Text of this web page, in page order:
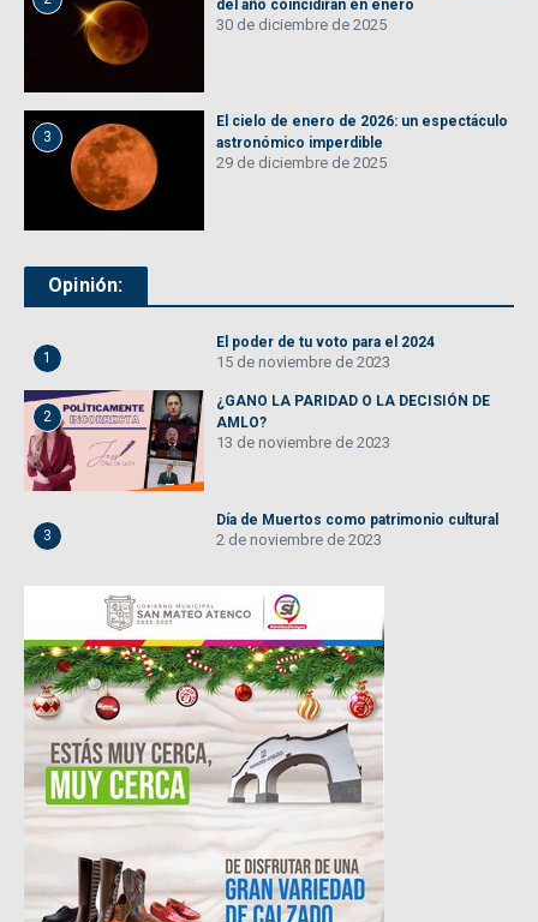
del año coincidirán en enero
30 de diciembre de 2025
3
El cielo de enero de 2026: un espectáculo
astronómico imperdible
29 de diciembre de 2025
Opinión:
1
El poder de tu voto para el 2024
15 de noviembre de 2023
2
¿GANO LA PARIDAD O LA DECISIÓN DE
AMLO?
13 de noviembre de 2023
3
Día de Muertos como patrimonio cultural
2 de noviembre de 2023